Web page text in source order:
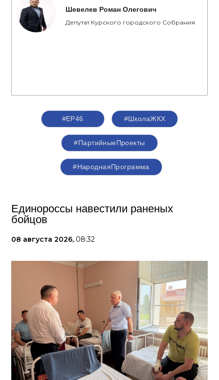
Шевелев Роман Олегович
Депутат Курского городского Собрания
#ЕР46 #ШколаЖКХ
#ПартийныеПроекты
#НароднаяПрограмма
Единороссы навестили раненых
бойцов
08 августа 2026, 08:32